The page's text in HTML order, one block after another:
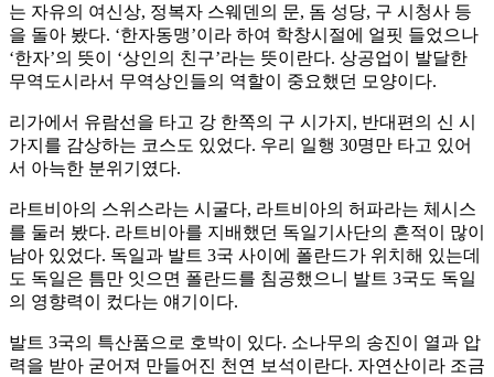
는 자유의 여신상, 정복자 스웨덴의 문, 돔 성당, 구 시청사 등
을 돌아 봤다. ‘한자동맹’이라 하여 학창시절에 얼핏 들었으나
‘한자’의 뜻이 ‘상인의 친구’라는 뜻이란다. 상공업이 발달한
무역도시라서 무역상인들의 역할이 중요했던 모양이다.
리가에서 유람선을 타고 강 한쪽의 구 시가지, 반대편의 신 시
가지를 감상하는 코스도 있었다. 우리 일행 30명만 타고 있어
서 아늑한 분위기였다.
라트비아의 스위스라는 시굴다, 라트비아의 허파라는 체시스
를 둘러 봤다. 라트비아를 지배했던 독일기사단의 흔적이 많이
남아 있었다. 독일과 발트 3국 사이에 폴란드가 위치해 있는데
도 독일은 틈만 잇으면 폴란드를 침공했으니 발트 3국도 독일
의 영향력이 컸다는 얘기이다.
발트 3국의 특산품으로 호박이 있다. 소나무의 송진이 열과 압
력을 받아 굳어져 만들어진 천연 보석이란다. 자연산이라 조금